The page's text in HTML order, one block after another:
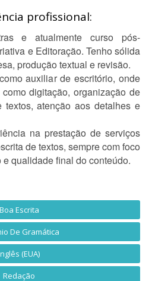
profissional:
e atualmente curso pós-
e Editoração. Tenho sólida
produção textual e revisão.
auxiliar de escritório, onde
digitação, organização de
textos, atenção aos detalhes e
na prestação de serviços
de textos, sempre com foco
qualidade final do conteúdo.
Boa Escrita
De Gramática
(EUA)
Redação